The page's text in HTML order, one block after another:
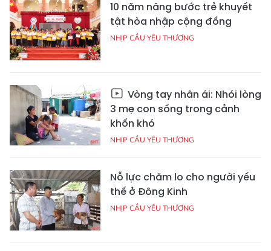
10 năm nâng bước trẻ khuyết
tật hòa nhập cộng đồng
NHỊP CẦU YÊU THƯƠNG
Vòng tay nhân ái: Nhói lòng
3 mẹ con sống trong cảnh
khốn khó
NHỊP CẦU YÊU THƯƠNG
Nỗ lực chăm lo cho người yếu
thế ở Đông Kinh
NHỊP CẦU YÊU THƯƠNG